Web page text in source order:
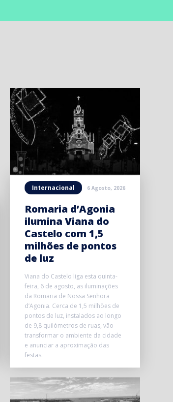
Internacional 6 Agosto, 2026
Romaria d’Agonia
ilumina Viana do
Castelo com 1,5
milhões de pontos
de luz
Viana do Castelo liga esta quinta-
feira, 6 de agosto, as iluminações
da Romaria de Nossa Senhora
d’Agonia. Cerca de 1,5 milhões de
pontos de luz, instalados ao longo
de 9,8 quilómetros de ruas, vão
transformar o ambiente da cidade
e anunciar a aproximação das
festas.